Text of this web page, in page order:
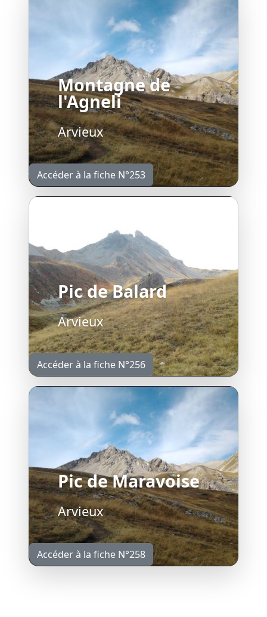
Montagne de
l'Agneli
Arvieux
Accéder à la fiche N°253
Pic de Balard
Arvieux
Accéder à la fiche N°256
Pic de Maravoise
Arvieux
Accéder à la fiche N°258